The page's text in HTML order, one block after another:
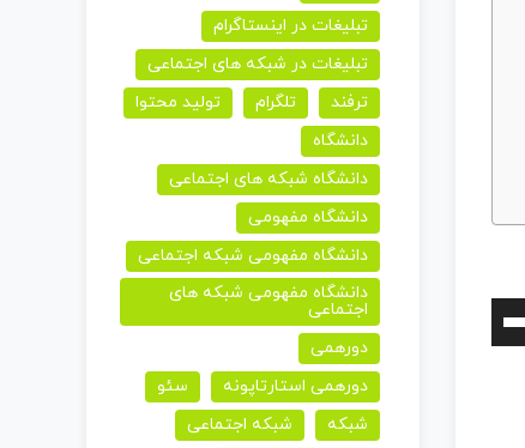
برای
افزایش
تبلیغات در اینستاگرام
تبلیغات در شبکه های اجتماعی
ترفند
تلگرام
تولید محتوا
دانشگاه
دانشگاه شبکه های اجتماعی
دانشگاه مفهومی
دانشگاه مفهومی شبکه اجتماعی
دانشگاه مفهومی شبکه های
اجتماعی
دورهمی
دورهمی استارتاپونه
سئو
شبکه
شبکه اجتماعی